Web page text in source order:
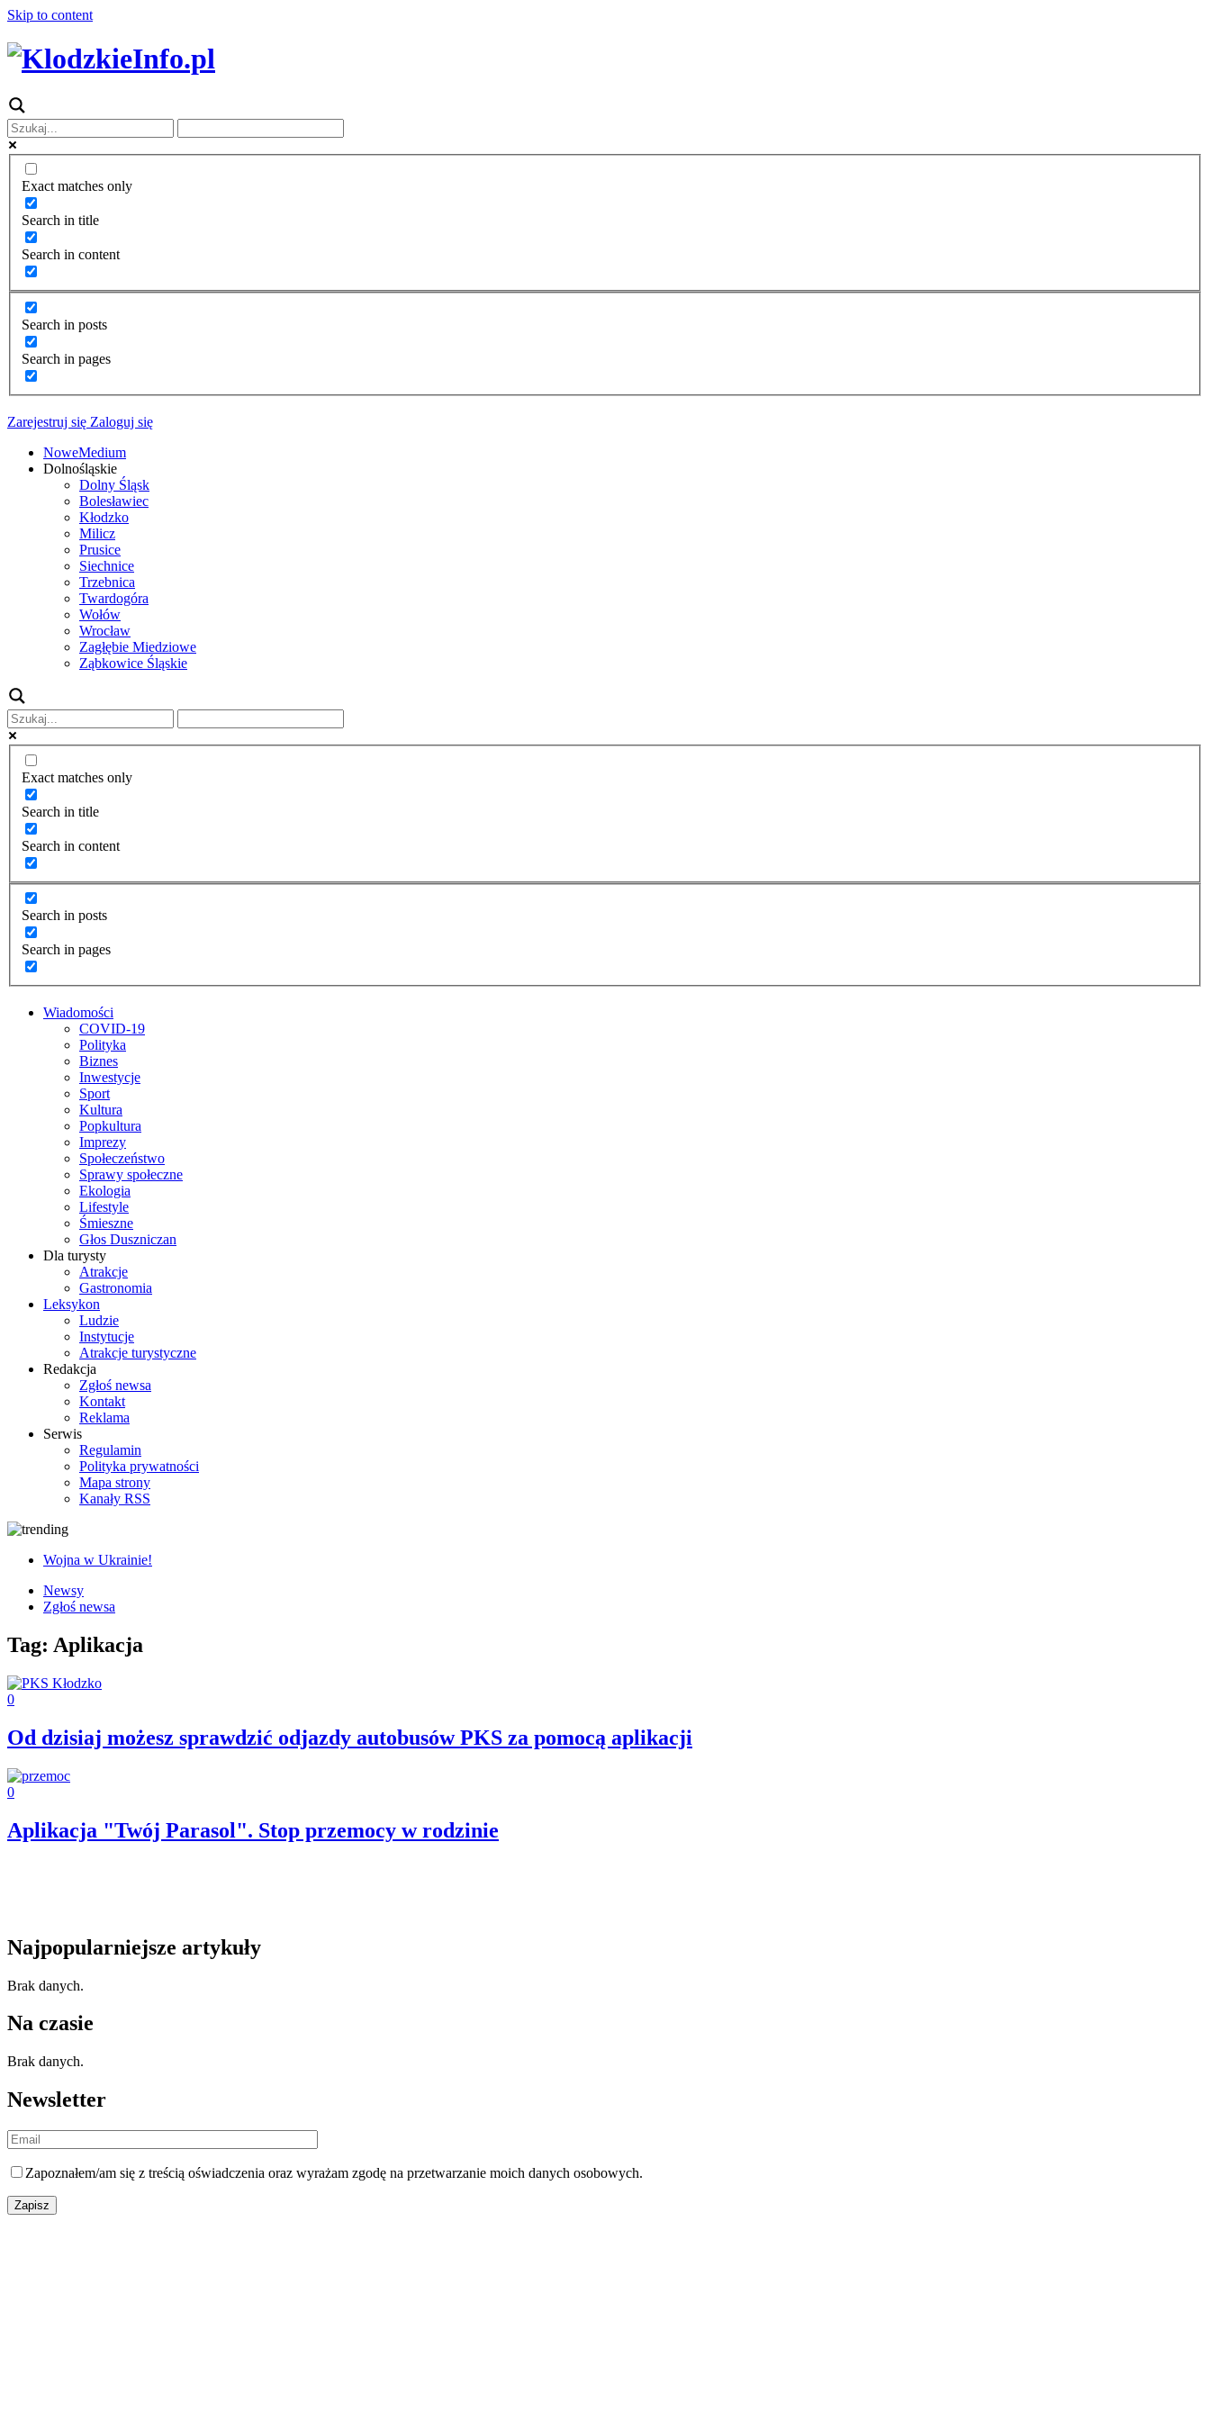
Skip to content
Exact matches only
Search in title
Search in content
Search in posts
Search in pages
Zarejestruj się Zaloguj się
NoweMedium
Dolnośląskie
Dolny Śląsk
Bolesławiec
Kłodzko
Milicz
Prusice
Siechnice
Trzebnica
Twardogóra
Wołów
Wrocław
Zagłębie Miedziowe
Ząbkowice Śląskie
Exact matches only
Search in title
Search in content
Search in posts
Search in pages
Wiadomości
COVID-19
Polityka
Biznes
Inwestycje
Sport
Kultura
Popkultura
Imprezy
Społeczeństwo
Sprawy społeczne
Ekologia
Lifestyle
Śmieszne
Głos Duszniczan
Dla turysty
Atrakcje
Gastronomia
Leksykon
Ludzie
Instytucje
Atrakcje turystyczne
Redakcja
Zgłoś newsa
Kontakt
Reklama
Serwis
Regulamin
Polityka prywatności
Mapa strony
Kanały RSS
Wojna w Ukrainie!
Newsy
Zgłoś newsa
Tag: Aplikacja
0
Od dzisiaj możesz sprawdzić odjazdy autobusów PKS za pomocą aplikacji
0
Aplikacja "Twój Parasol". Stop przemocy w rodzinie
Najpopularniejsze artykuły
Brak danych.
Na czasie
Brak danych.
Newsletter
Zapoznałem/am się z treścią oświadczenia oraz wyrażam zgodę na przetwarzanie moich danych osobowych.